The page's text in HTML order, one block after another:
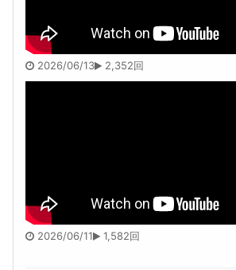
2026/06/13 2,352回
2026/06/11 1,582回